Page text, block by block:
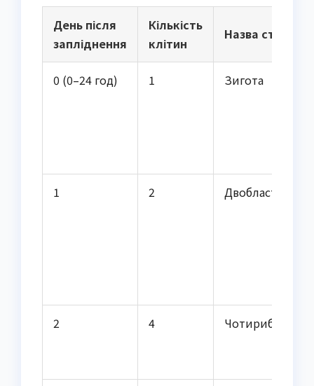
День після
запліднення
Кількість
клітин
Назва стадії
0 (0–24 год) 1 Зигота
1 2 Двобластомера
2 4